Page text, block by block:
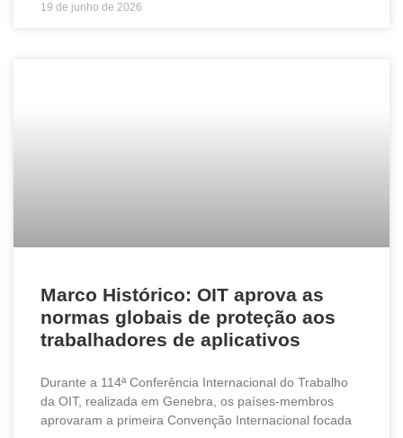
19 de junho de 2026
Marco Histórico: OIT aprova as
normas globais de proteção aos
trabalhadores de aplicativos
Durante a 114ª Conferência Internacional do Trabalho
da OIT, realizada em Genebra, os países-membros
aprovaram a primeira Convenção Internacional focada